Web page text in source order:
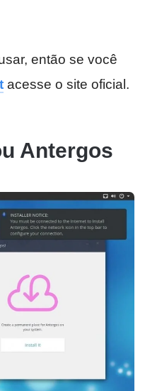
então se você
acesse o site oficial.
Antergos